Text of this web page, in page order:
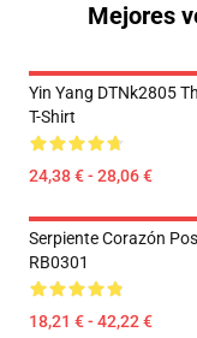
Mejores
Yin Yang DTNk2805
T-Shirt
24,38 € - 28,06 €
Serpiente Corazón
RB0301
18,21 € - 42,22 €